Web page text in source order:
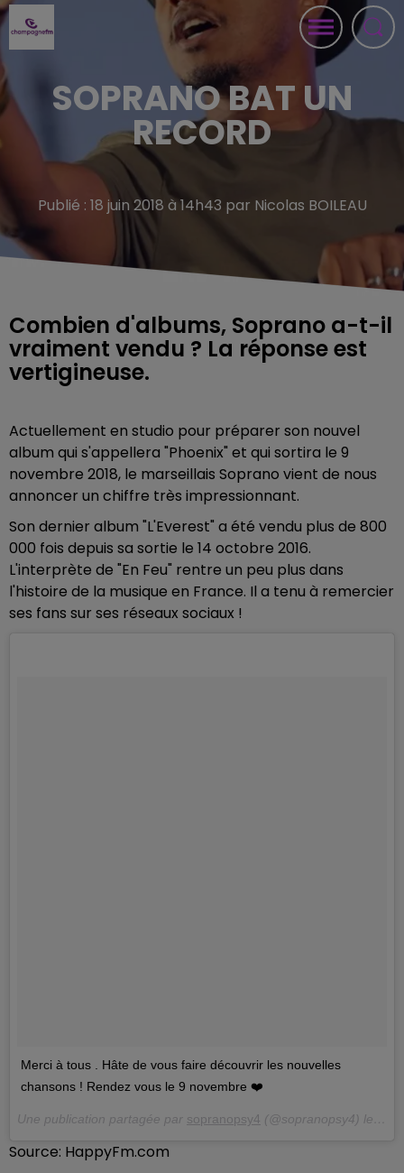
SOPRANO BAT UN
RECORD
Publié : 18 juin 2018 à 14h43 par Nicolas BOILEAU
Combien d'albums, Soprano a-t-il
vraiment vendu ? La réponse est
vertigineuse.
Actuellement en studio pour préparer son nouvel
album qui s'appellera "Phoenix" et qui sortira le 9
novembre 2018, le marseillais Soprano vient de nous
annoncer un chiffre très impressionnant.
Son dernier album "L'Everest" a été vendu plus de 800
000 fois depuis sa sortie le 14 octobre 2016.
L'interprète de "En Feu" rentre un peu plus dans
l'histoire de la musique en France. Il a tenu à remercier
ses fans sur ses réseaux sociaux !
Merci à tous . Hâte de vous faire découvrir les nouvelles
chansons ! Rendez vous le 9 novembre ❤️
Une publication partagée par sopranopsy4 (@sopranopsy4) le
Source: HappyFm.com